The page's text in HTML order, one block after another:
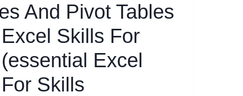
And Pivot Tables
Skills For
Excel
Skills